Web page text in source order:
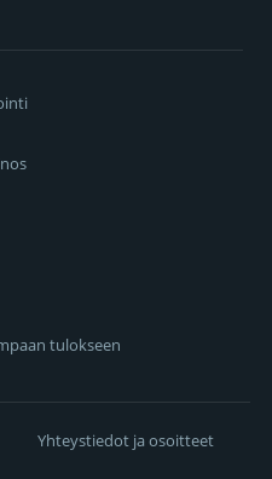
tulokseen
Yhteystiedot ja osoitteet